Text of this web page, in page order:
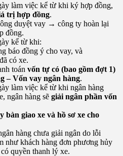
làm việc kể từ khi ký hợp đồng,
trị hợp đồng.
duyệt vay → công ty hoàn lại
đồng.
kể từ khi:
báo đồng ý cho vay, và
có xe.
toán vốn tự có (bao gồm đợt 1)
– Vốn vay ngân hàng.
làm việc kể từ khi ngân hàng
ngân hàng sẽ giải ngân phần vốn
bàn giao xe và hồ sơ xe cho
hàng chưa giải ngân do lỗi
như khách hàng đơn phương hủy
quyền thanh lý xe.